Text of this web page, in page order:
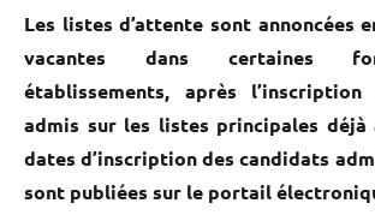
Les listes d’attente sont annoncées
vacantes dans certaines
établissements, après
admis sur les listes principales déjà
dates d’inscription des candidats
sont publiées sur le portail